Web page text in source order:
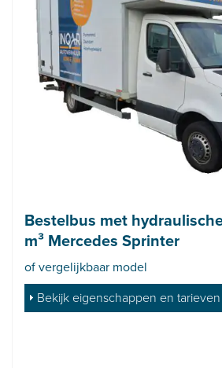
Bestelbus met
m³ Mercedes Sprinter
of vergelijkbaar model
Bekijk eigenschappen en tarieven